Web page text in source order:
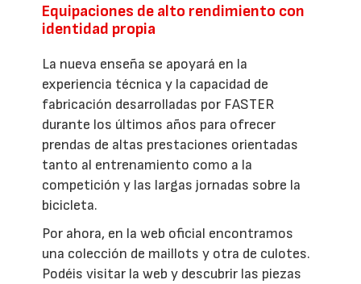
Equipaciones de alto rendimiento con
identidad propia
La nueva enseña se apoyará en la
experiencia técnica y la capacidad de
fabricación desarrolladas por FASTER
durante los últimos años para ofrecer
prendas de altas prestaciones orientadas
tanto al entrenamiento como a la
competición y las largas jornadas sobre la
bicicleta.
Por ahora, en la web oficial encontramos
una colección de maillots y otra de culotes.
Podéis visitar la web y descubrir las piezas